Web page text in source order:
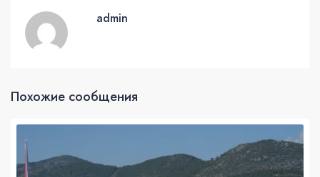
admin
Похожие сообщения